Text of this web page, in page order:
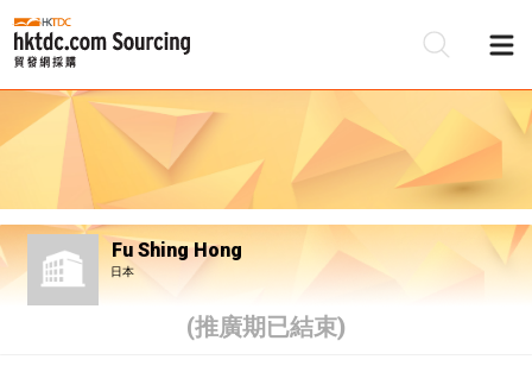
Fu Shing Hong
日本
(推廣期已結束)